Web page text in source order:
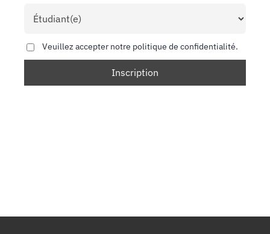
Veuillez accepter notre politique de confidentialité.